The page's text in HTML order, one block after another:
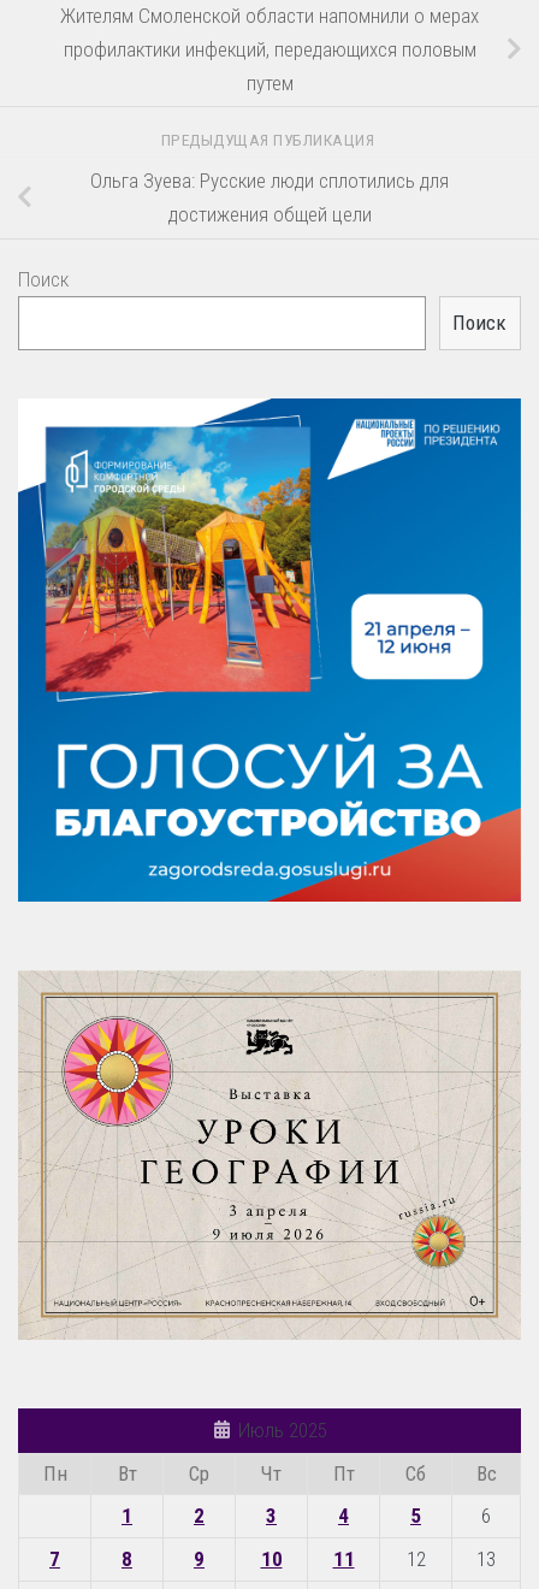
Жителям Смоленской области напомнили о мерах
профилактики инфекций, передающихся половым
путем
ПРЕДЫДУЩАЯ ПУБЛИКАЦИЯ
Ольга Зуева: Русские люди сплотились для
достижения общей цели
Поиск
Поиск
Июль 2025
Пн
Вт Ср Чт Пт Сб
Вс
1
2 3 4 5
6
7
8 9 10 11 12
13